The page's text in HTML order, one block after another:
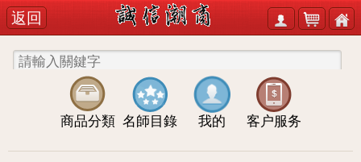
返回
商品分類 名師目錄 我的 客户服务